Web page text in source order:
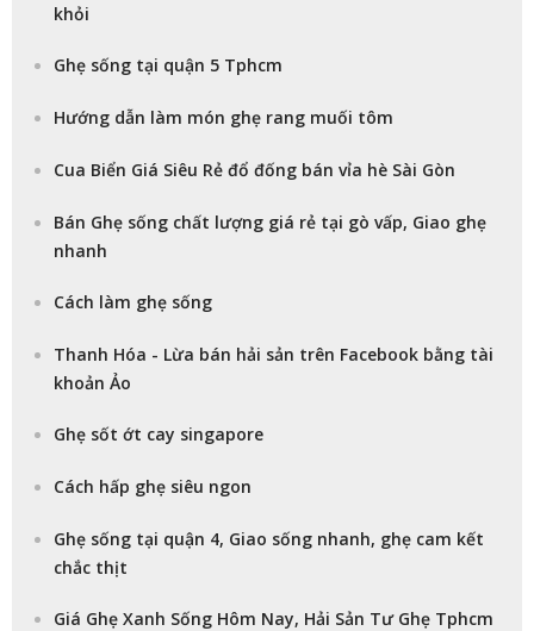
khỏi
Ghẹ sống tại quận 5 Tphcm
Hướng dẫn làm món ghẹ rang muối tôm
Cua Biển Giá Siêu Rẻ đổ đống bán vỉa hè Sài Gòn
Bán Ghẹ sống chất lượng giá rẻ tại gò vấp, Giao ghẹ
nhanh
Cách làm ghẹ sống
Thanh Hóa - Lừa bán hải sản trên Facebook bằng tài
khoản Ảo
Ghẹ sốt ớt cay singapore
Cách hấp ghẹ siêu ngon
Ghẹ sống tại quận 4, Giao sống nhanh, ghẹ cam kết
chắc thịt
Giá Ghẹ Xanh Sống Hôm Nay, Hải Sản Tư Ghẹ Tphcm